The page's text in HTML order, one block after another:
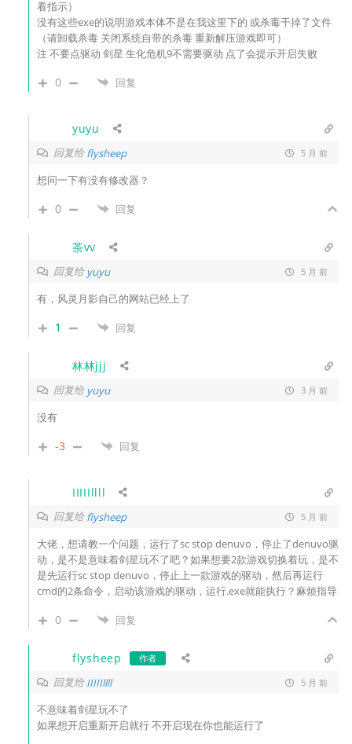
看指示）
没有这些exe的说明游戏本体不是在我这里下的 或杀毒干掉了文件
（请卸载杀毒 关闭系统自带的杀毒 重新解压游戏即可）
注 不要点驱动 剑星 生化危机9不需要驱动 点了会提示开启失败
0 回复
yuyu
回复给flysheep 5 月 前
想问一下有没有修改器？
0 回复
茶vv
回复给yuyu 5 月 前
有，风灵月影自己的网站已经上了
1 回复
林林jjj
回复给yuyu 3 月 前
没有
-3 回复
IIIIIllll
回复给flysheep 5 月 前
大佬，想请教一个问题，运行了sc stop denuvo，停止了denuvo驱
动，是不是意味着剑星玩不了吧？如果想要2款游戏切换着玩，是不
是先运行sc stop denuvo，停止上一款游戏的驱动，然后再运行
cmd的2条命令，启动该游戏的驱动，运行.exe就能执行？麻烦指导
0 回复
flysheep 作者
回复给IIIIIllll 5 月 前
不意味着剑星玩不了
如果想开启重新开启就行 不开启现在你也能运行了